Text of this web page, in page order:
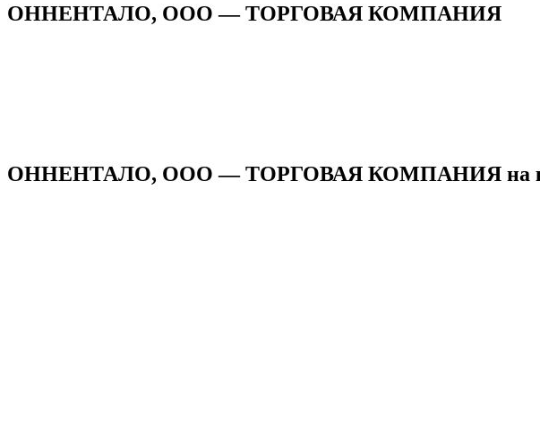
ОННЕНТАЛО, ООО — ТОРГОВАЯ КОМПАНИЯ
ОННЕНТАЛО, ООО — ТОРГОВАЯ КОМПАНИЯ на